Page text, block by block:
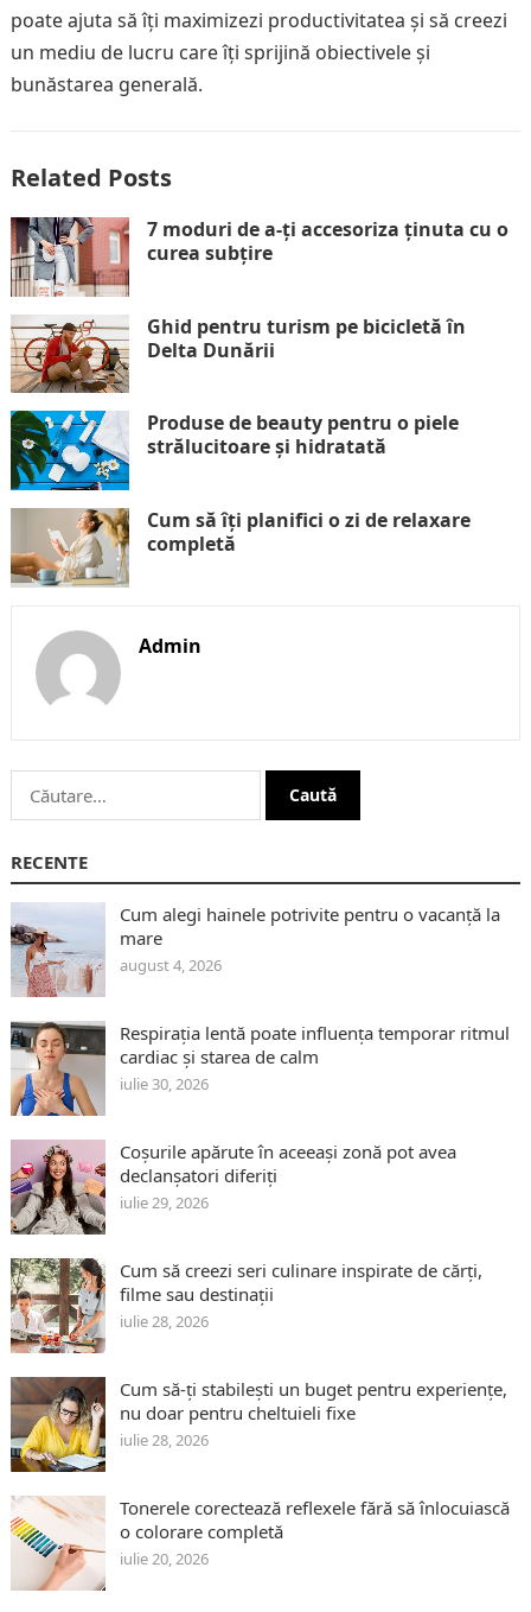
poate ajuta să îți maximizezi productivitatea și să creezi
un mediu de lucru care îți sprijină obiectivele și
bunăstarea generală.
Related Posts
7 moduri de a-ți accesoriza ținuta cu o
curea subțire
Ghid pentru turism pe bicicletă în
Delta Dunării
Produse de beauty pentru o piele
strălucitoare și hidratată
Cum să îți planifici o zi de relaxare
completă
Admin
Caută
după:
RECENTE
Cum alegi hainele potrivite pentru o vacanță la
mare
august 4, 2026
Respirația lentă poate influența temporar ritmul
cardiac și starea de calm
iulie 30, 2026
Coșurile apărute în aceeași zonă pot avea
declanșatori diferiți
iulie 29, 2026
Cum să creezi seri culinare inspirate de cărți,
filme sau destinații
iulie 28, 2026
Cum să-ți stabilești un buget pentru experiențe,
nu doar pentru cheltuieli fixe
iulie 28, 2026
Tonerele corectează reflexele fără să înlocuiască
o colorare completă
iulie 20, 2026